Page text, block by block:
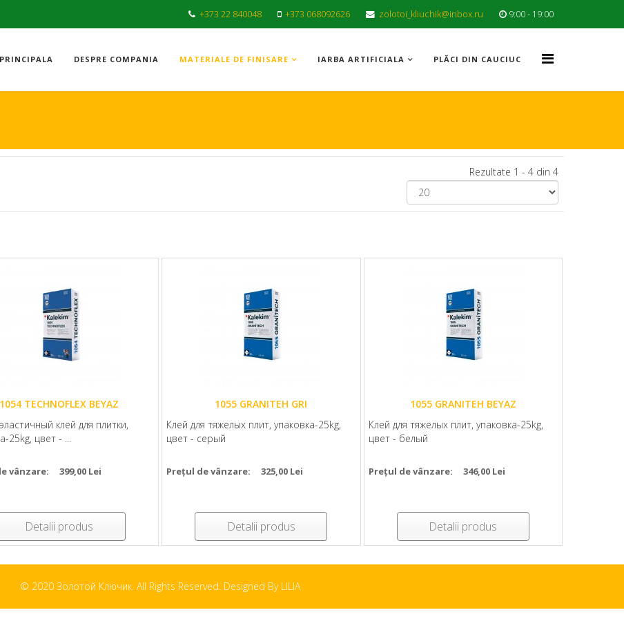
+373 22 840048 +373 068092626 zolotoi_kliuchik@inbox.ru 9:00 - 19:00
PRINCIPALA DESPRE COMPANIA MATERIALE DE FINISARE IARBA ARTIFICIALA PLĂCI DIN CAUCIUC
Rezultate 1 - 4 din 4
1054 TECHNOFLEX BEYAZ
клей для плитки,
25kg, цвет - ...
vânzare: 399,00 Lei
Detalii produs
1055 GRANITEH GRI
Клей для тяжелых плит, упаковка-25kg,
цвет - серый
Prețul de vânzare: 325,00 Lei
Detalii produs
1055 GRANITEH BEYAZ
Клей для тяжелых плит, упаковка-25kg,
цвет - белый
Prețul de vânzare: 346,00 Lei
Detalii produs
© 2020 Золотой Ключик. All Rights Reserved. Designed By LILIA